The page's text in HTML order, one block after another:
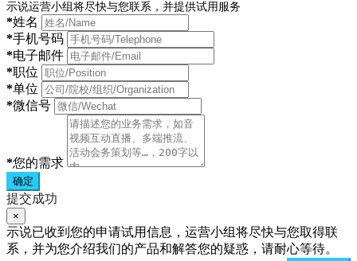
示说运营小组将尽快与您联系，并提供试用服务
*姓名
*手机号码
*电子邮件
*职位
*单位
*微信号
*您的需求
确定
提交成功
×
示说已收到您的申请试用信息，运营小组将尽快与您取得联
系，并为您介绍我们的产品和解答您的疑惑，请耐心等待。